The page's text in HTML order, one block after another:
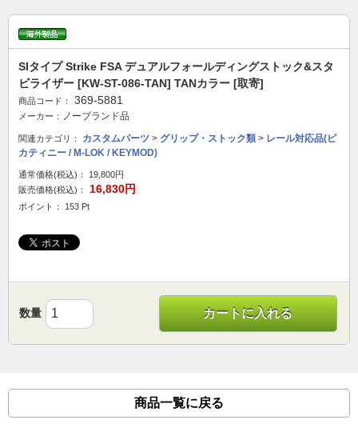
SIタイプ Strike FSA デュアルフォールディングストック&スタ
ビライザー [KW-ST-086-TAN] TANカラー [取寄]
商品コード： 369-5881
メーカー： ノーブランド品
関連カテゴリ： カスタムパーツ > グリップ・ストック類 > レール対応品(ピ
カティニー / M-LOK / KEYMOD)
通常価格(税込)：
19,800円
販売価格(税込)：
16,830円
ポイント： 153 Pt
数量 カートに入れる
商品一覧に戻る